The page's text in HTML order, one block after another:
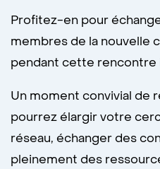
Profitez-en pour
membres de la nouvelle
pendant cette rencontre
Un moment convivial de
pourrez élargir votre
réseau, échanger des
pleinement des